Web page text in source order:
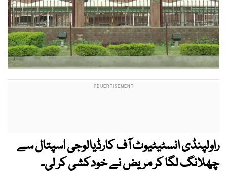
راولپنڈی انسٹیٹیوٹ آف کارڈیالوجی اسپتال سے
چھلانگ لگا کر مریض نے خودکشی کر لی۔